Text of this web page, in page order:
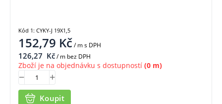
152,79 Kč/ ms DPH
126,27 Kč/ m bez DPH
Zboží je na objednávku s dostupností (0 m)
Koupit
Kód 1: CYKY-J 19X1,5